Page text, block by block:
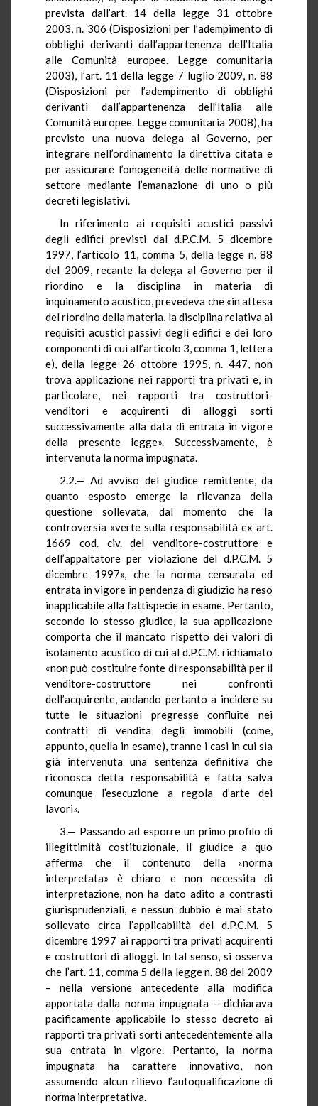
prevista dall’art. 14 della legge 31 ottobre
2003, n. 306 (Disposizioni per l’adempimento di
obblighi derivanti dall’appartenenza dell’Italia
alle Comunità europee. Legge comunitaria
2003), l’art. 11 della legge 7 luglio 2009, n. 88
(Disposizioni per l’adempimento di obblighi
derivanti dall’appartenenza dell’Italia alle
Comunità europee. Legge comunitaria 2008), ha
previsto una nuova delega al Governo, per
integrare nell’ordinamento la direttiva citata e
per assicurare l’omogeneità delle normative di
settore mediante l’emanazione di uno o più
decreti legislativi.
In riferimento ai requisiti acustici passivi
degli edifici previsti dal d.P.C.M. 5 dicembre
1997, l’articolo 11, comma 5, della legge n. 88
del 2009, recante la delega al Governo per il
riordino e la disciplina in materia di
inquinamento acustico, prevedeva che «in attesa
del riordino della materia, la disciplina relativa ai
requisiti acustici passivi degli edifici e dei loro
componenti di cui all’articolo 3, comma 1, lettera
e), della legge 26 ottobre 1995, n. 447, non
trova applicazione nei rapporti tra privati e, in
particolare, nei rapporti tra costruttori-
venditori e acquirenti di alloggi sorti
successivamente alla data di entrata in vigore
della presente legge». Successivamente, è
intervenuta la norma impugnata.
2.2.— Ad avviso del giudice remittente, da
quanto esposto emerge la rilevanza della
questione sollevata, dal momento che la
controversia «verte sulla responsabilità ex art.
1669 cod. civ. del venditore-costruttore e
dell’appaltatore per violazione del d.P.C.M. 5
dicembre 1997», che la norma censurata ed
entrata in vigore in pendenza di giudizio ha reso
inapplicabile alla fattispecie in esame. Pertanto,
secondo lo stesso giudice, la sua applicazione
comporta che il mancato rispetto dei valori di
isolamento acustico di cui al d.P.C.M. richiamato
«non può costituire fonte di responsabilità per il
venditore-costruttore nei confronti
dell’acquirente, andando pertanto a incidere su
tutte le situazioni pregresse confluite nei
contratti di vendita degli immobili (come,
appunto, quella in esame), tranne i casi in cui sia
già intervenuta una sentenza definitiva che
riconosca detta responsabilità e fatta salva
comunque l’esecuzione a regola d’arte dei
lavori».
3.— Passando ad esporre un primo profilo di
illegittimità costituzionale, il giudice a quo
afferma che il contenuto della «norma
interpretata» è chiaro e non necessita di
interpretazione, non ha dato adito a contrasti
giurisprudenziali, e nessun dubbio è mai stato
sollevato circa l’applicabilità del d.P.C.M. 5
dicembre 1997 ai rapporti tra privati acquirenti
e costruttori di alloggi. In tal senso, si osserva
che l’art. 11, comma 5 della legge n. 88 del 2009
– nella versione antecedente alla modifica
apportata dalla norma impugnata – dichiarava
pacificamente applicabile lo stesso decreto ai
rapporti tra privati sorti antecedentemente alla
sua entrata in vigore. Pertanto, la norma
impugnata ha carattere innovativo, non
assumendo alcun rilievo l’autoqualificazione di
norma interpretativa.